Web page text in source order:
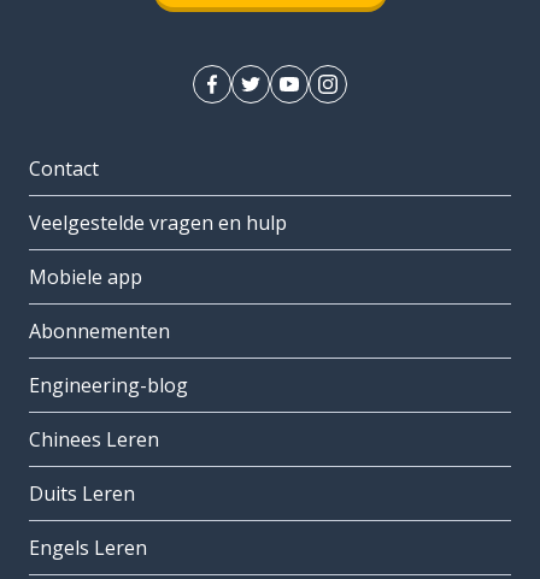
Contact
Veelgestelde vragen en hulp
Mobiele app
Abonnementen
Engineering-blog
Chinees Leren
Duits Leren
Engels Leren